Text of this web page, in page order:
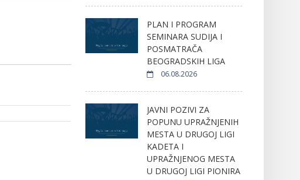
PLAN I PROGRAM
SEMINARA SUDIJA I
POSMATRAČA
BEOGRADSKIH LIGA
06.08.2026
JAVNI POZIVI ZA
POPUNU UPRAŽNJENIH
MESTA U DRUGOJ LIGI
KADETA I
UPRAŽNJENOG MESTA
U DRUGOJ LIGI PIONIRA